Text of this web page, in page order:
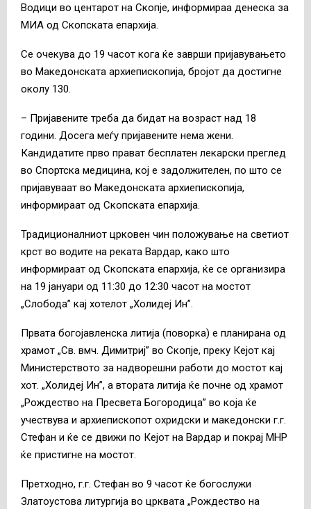
Водици во центарот на Скопје, информираа денеска за
МИА од Скопската епархија.
Се очекува до 19 часот кога ќе заврши пријавувањето
во Македонската архиепископија, бројот да достигне
околу 130.
– Пријавените треба да бидат на возраст над 18
години. Досега меѓу пријавените нема жени.
Кандидатите прво прават бесплатен лекарски преглед
во Спортска медицина, кој е задолжителен, по што се
пријавуваат во Македонската архиепископија,
информираат од Скопската епархија.
Традиционалниот црковен чин положување на светиот
крст во водите на реката Вардар, како што
информираат од Скопската епархија, ќе се организира
на 19 јануари од 11:30 до 12:30 часот на мостот
„Слобода” кај хотелот „Холидеј Ин”.
Првата богојавленска литија (поворка) е планирана од
храмот „Св. вмч. Димитриј” во Скопје, преку Кејот кај
Министерството за надворешни работи до мостот кај
хот. „Холидеј Ин”, а втората литија ќе почне од храмот
„Рождество на Пресвета Богородица” во која ќе
учествува и архиепископот охридски и македонски г.г.
Стефан и ќе се движи по Кејот на Вардар и покрај МНР
ќе пристигне на мостот.
Претходно, г.г. Стефан во 9 часот ќе богослужи
Златоустова литургија во црквата „Рождество на